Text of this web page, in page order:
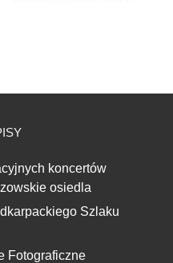
koncertów
osiedla
Szlaku
Fotograficzne